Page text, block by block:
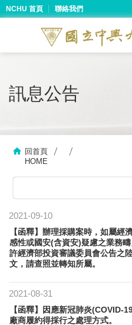
NCHU 首頁 聯絡我們
訊息公告
回首頁
HOME
2021-09-10
【函釋】辦理採購案時，如屬經
感性或國安(含資安)疑慮之業務
許經濟部投資審議委員會公告之
文，請查照並轉知所屬。
2021-08-31
【函釋】因應新冠肺炎(COVID-
廠商履約得採行之處理方式。